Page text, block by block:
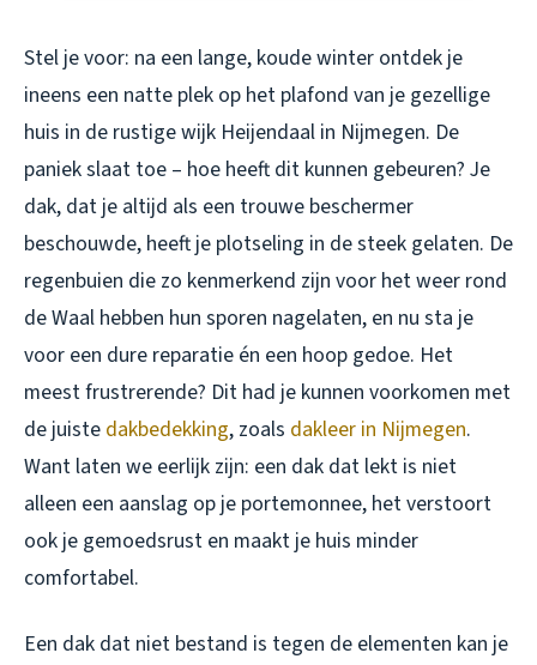
Stel je voor: na een lange, koude winter ontdek je
ineens een natte plek op het plafond van je gezellige
huis in de rustige wijk Heijendaal in Nijmegen. De
paniek slaat toe – hoe heeft dit kunnen gebeuren? Je
dak, dat je altijd als een trouwe beschermer
beschouwde, heeft je plotseling in de steek gelaten. De
regenbuien die zo kenmerkend zijn voor het weer rond
de Waal hebben hun sporen nagelaten, en nu sta je
voor een dure reparatie én een hoop gedoe. Het
meest frustrerende? Dit had je kunnen voorkomen met
de juiste dakbedekking, zoals dakleer in Nijmegen.
Want laten we eerlijk zijn: een dak dat lekt is niet
alleen een aanslag op je portemonnee, het verstoort
ook je gemoedsrust en maakt je huis minder
comfortabel.
Een dak dat niet bestand is tegen de elementen kan je